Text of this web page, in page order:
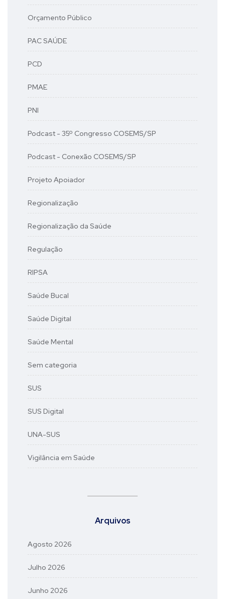
Orçamento Público
PAC SAÚDE
PCD
PMAE
PNI
Podcast - 35º Congresso COSEMS/SP
Podcast - Conexão COSEMS/SP
Projeto Apoiador
Regionalização
Regionalização da Saúde
Regulação
RIPSA
Saúde Bucal
Saúde Digital
Saúde Mental
Sem categoria
SUS
SUS Digital
UNA-SUS
Vigilância em Saúde
Arquivos
Agosto 2026
Julho 2026
Junho 2026